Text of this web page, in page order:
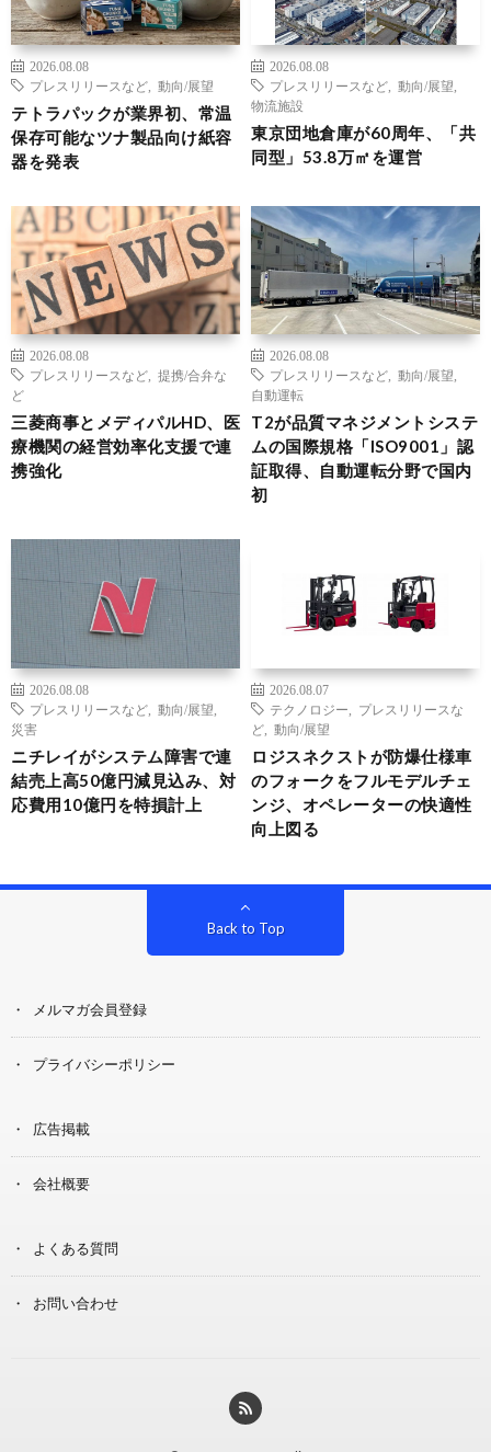
2026.08.08
プレスリリースなど
動向/展望
テトラパックが業界初、常温
保存可能なツナ製品向け紙容
器を発表
2026.08.08
プレスリリースなど
動向/展望
物流施設
東京団地倉庫が60周年、「共
同型」53.8万㎡を運営
2026.08.08
プレスリリースなど
提携/合弁な
ど
三菱商事とメディパルHD、医
療機関の経営効率化支援で連
携強化
2026.08.08
プレスリリースなど
動向/展望
自動運転
T2が品質マネジメントシステ
ムの国際規格「ISO9001」認
証取得、自動運転分野で国内
初
2026.08.08
プレスリリースなど
動向/展望
災害
ニチレイがシステム障害で連
結売上高50億円減見込み、対
応費用10億円を特損計上
2026.08.07
テクノロジー
プレスリリースな
ど
動向/展望
ロジスネクストが防爆仕様車
のフォークをフルモデルチェ
ンジ、オペレーターの快適性
向上図る
Back to Top
メルマガ会員登録
プライバシーポリシー
広告掲載
会社概要
よくある質問
お問い合わせ